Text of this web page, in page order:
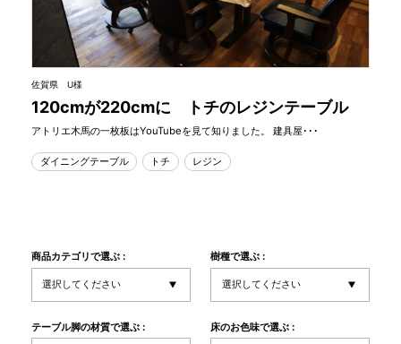
佐賀県 U様
120cmが220cmに トチのレジンテーブル
アトリエ木馬の一枚板はYouTubeを見て知りました。 建具屋･･･
ダイニングテーブル トチ レジン
商品カテゴリで選ぶ : 樹種で選ぶ :
テーブル脚の材質で選ぶ : 床のお色味で選ぶ :